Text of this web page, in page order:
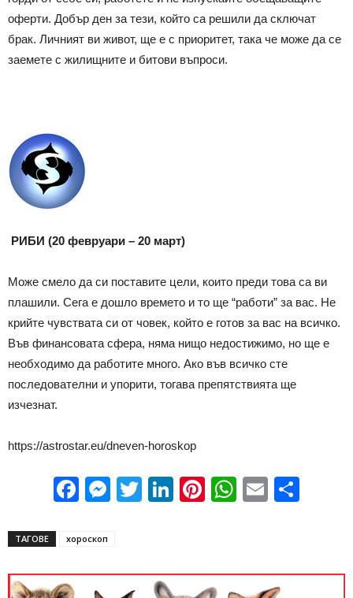
оферти. Добър ден за тези, който са решили да сключат
брак. Личният ви живот, ще е с приоритет, така че може да се
заемете с жилищните и битови въпроси.
РИБИ (20 февруари – 20 март)
Може смело да си поставите цели, които преди това са ви
плашили. Сега е дошло времето и то ще “работи” за вас. Не
крийте чувствата си от човек, който е готов за вас на всичко.
Във финансовата сфера, няма нищо недостижимо, но ще е
необходимо да работите много. Ако във всичко сте
последователни и упорити, тогава препятствията ще
изчезнат.
https://astrostar.eu/dneven-horoskop
Facebook
Messenger
Twitter
LinkedIn
Pinterest
WhatsApp
Email
ТАГОВЕ хороскоп